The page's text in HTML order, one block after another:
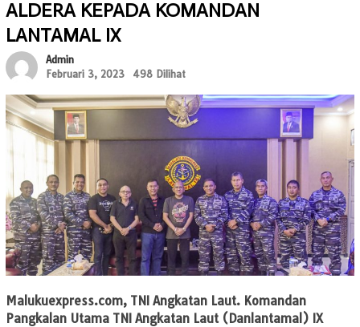
ALDERA KEPADA KOMANDAN
LANTAMAL IX
Admin
Februari 3, 2023
498 Dilihat
Malukuexpress.com, TNI Angkatan Laut. Komandan
Pangkalan Utama TNI Angkatan Laut (Danlantamal) IX